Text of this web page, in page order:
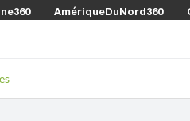
AmériqueDuNord360